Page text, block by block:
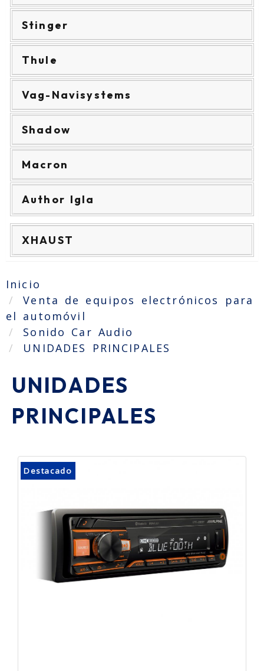
Stinger
Thule
Vag-Navisystems
Shadow
Macron
Author Igla
XHAUST
Inicio
Venta de equipos electrónicos para
el automóvil
Sonido Car Audio
UNIDADES PRINCIPALES
UNIDADES
PRINCIPALES
Destacado